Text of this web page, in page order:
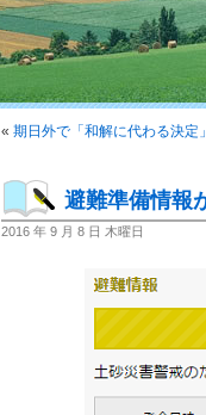
« 期日外で「和解に代わる決定」
避難準備情報
2016 年 9 月 8 日 木曜日